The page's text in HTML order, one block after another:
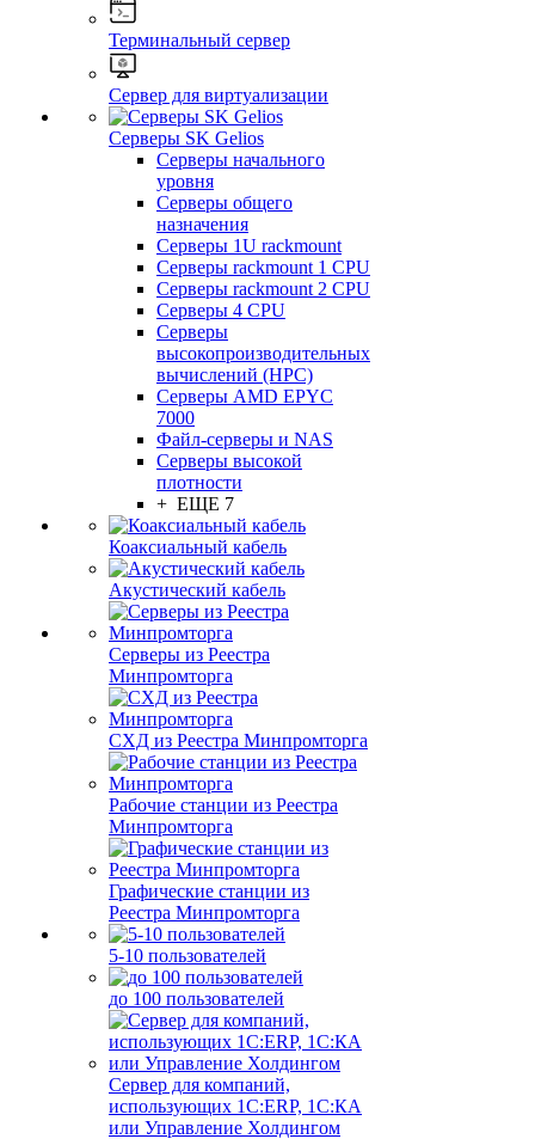
Терминальный сервер
Сервер для виртуализации
Серверы SK Gelios
Серверы начального
уровня
Серверы общего
назначения
Серверы 1U rackmount
Серверы rackmount 1 CPU
Серверы rackmount 2 CPU
Серверы 4 CPU
Серверы
высокопроизводительных
вычислений (HPC)
Серверы AMD EPYC
7000
Файл-серверы и NAS
Серверы высокой
плотности
+ ЕЩЕ 7
Коаксиальный кабель
Акустический кабель
Серверы из Реестра
Минпромторга
СХД из Реестра Минпромторга
Рабочие станции из Реестра
Минпромторга
Графические станции из
Реестра Минпромторга
5-10 пользователей
до 100 пользователей
Сервер для компаний,
использующих 1C:ERP, 1С:КА
или Управление Холдингом